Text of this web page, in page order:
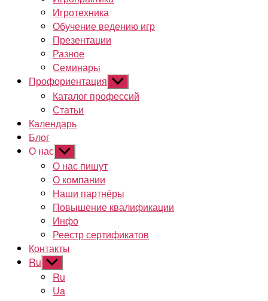
Игротехника
Обучение ведению игр
Презентации
Разное
Семинары
Профориентация Показывать
подменю
Каталог профессий
Статьи
Календарь
Блог
О нас Показывать
подменю
О нас пишут
О компании
Наши партнёры
Повышение квалификации
Инфо
Реестр сертификатов
Контакты
Ru Показывать
подменю
Ru
Ua